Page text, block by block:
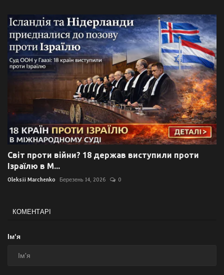
Світ проти війни? 18 держав виступили проти
Ізраїлю в М...
Oleksii Marchenko Березень 14, 2026 0
КОМЕНТАРІ
Ім'я